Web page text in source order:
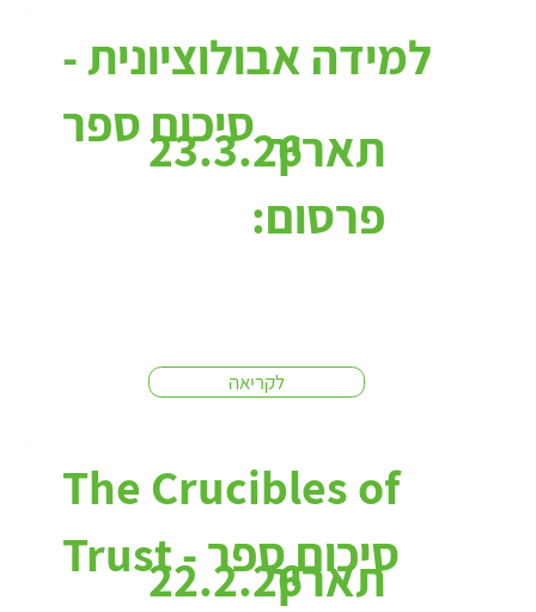
למידה אבולוציונית -
סיכום ספר
לקריאה
23.3.26תאריך
פרסום:
The Crucibles of
Trust - סיכום ספר
22.2.26תאריך